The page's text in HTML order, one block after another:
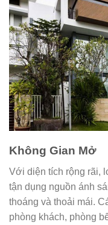
Không Gian Mở
Với diện tích rộng rãi,
tận dụng nguồn ánh
thoáng và thoải mái.
phòng khách, phòng